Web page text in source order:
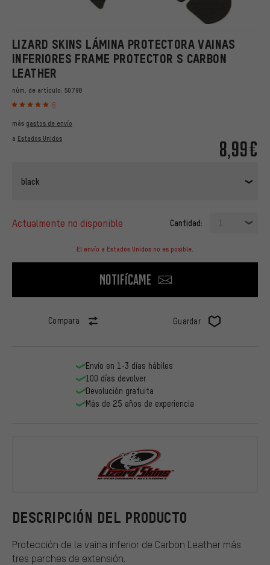
LIZARD SKINS LÁMINA PROTECTORA VAINAS
INFERIORES FRAME PROTECTOR S CARBON
LEATHER
núm. de artículo: 50798
6
8,99€
más gastos de envío
a Estados Unidos
black
actualmente no disponible Cantidad: 1
El envío a Estados Unidos no es posible.
Notifícame
Compara Guardar
DESCRIPCIÓN DEL PRODUCTO
Protección de la vaina inferior de Carbon Leather más
tres parches de extensión.
Envío en 1-3 días hábiles
100 días devolver
Devolución gratuita
Más de 25 años de experiencia